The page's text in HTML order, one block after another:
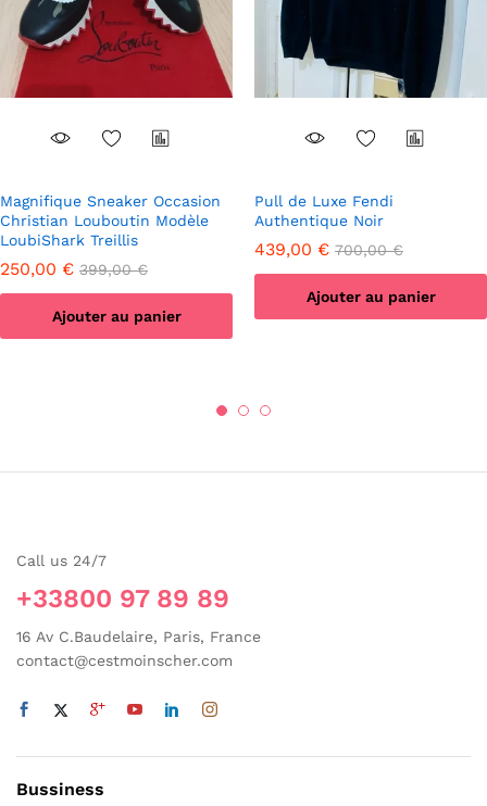
Magnifique Sneaker Occasion
Christian Louboutin Modèle
LoubiShark Treillis
250,00 € 399,00€
Ajouter au panier
Pull de Luxe Fendi
Authentique Noir
439,00 € 700,00€
Ajouter au panier
Call us 24/7
+33800 97 89 89
16 Av C.Baudelaire, Paris, France
contact@cestmoinscher.com
Bussiness